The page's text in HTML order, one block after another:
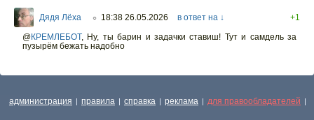
Дядя Лёха ○ 18:38 26.05.2026 в ответ на ↓
+1
@КРЕМЛЕБОТ, Ну, ты барин и задачки ставиш! Тут и самдель за
пузырём бежать надобно
администрация | правила | справка | реклама | для правообладателей |